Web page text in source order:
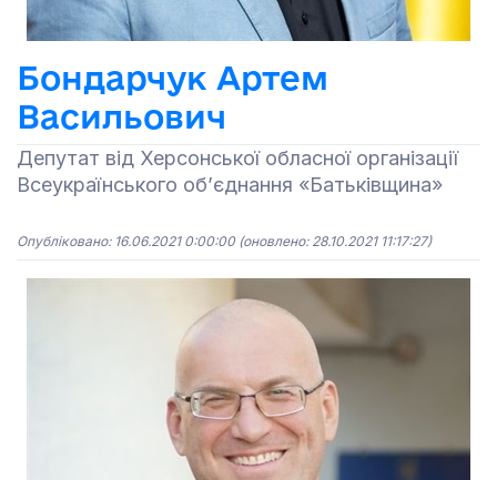
Бондарчук Артем
Васильович
Депутат від Херсонської обласної організації
Всеукраїнського об’єднання «Батьківщина»
Опубліковано: 16.06.2021 0:00:00 (оновлено: 28.10.2021 11:17:27)